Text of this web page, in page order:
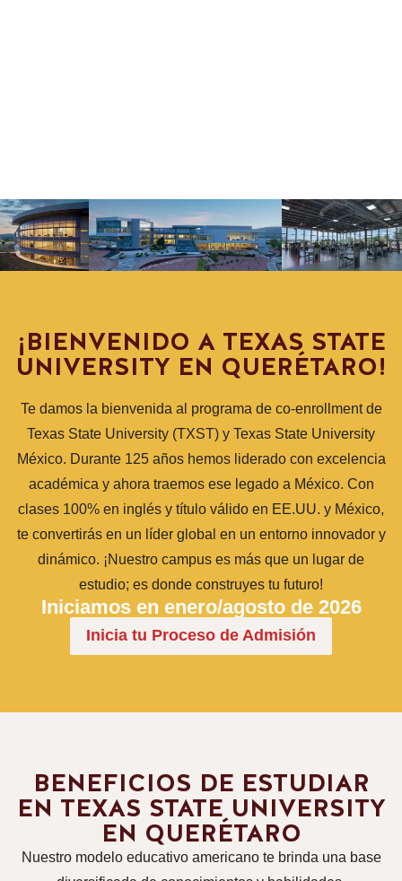
¡BIENVENIDO A TEXAS STATE
UNIVERSITY EN QUERÉTARO!
Te damos la bienvenida al programa de co-enrollment de
Texas State University (TXST) y Texas State University
México. Durante 125 años hemos liderado con excelencia
académica y ahora traemos ese legado a México. Con
clases 100% en inglés y título válido en EE.UU. y México,
te convertirás en un líder global en un entorno innovador y
dinámico. ¡Nuestro campus es más que un lugar de
estudio; es donde construyes tu futuro!
Iniciamos en enero/agosto de 2026
Inicia tu Proceso de Admisión
BENEFICIOS DE ESTUDIAR
EN TEXAS STATE UNIVERSITY
EN QUERÉTARO
Nuestro modelo educativo americano te brinda una base